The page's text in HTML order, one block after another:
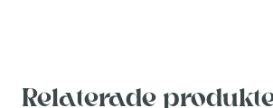
Relaterade